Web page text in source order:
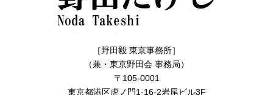
［野田毅 東京事務所］
（兼・東京野田会 事務局）
〒105-0001
東京都港区虎ノ門1-16-2岩尾ビル3F